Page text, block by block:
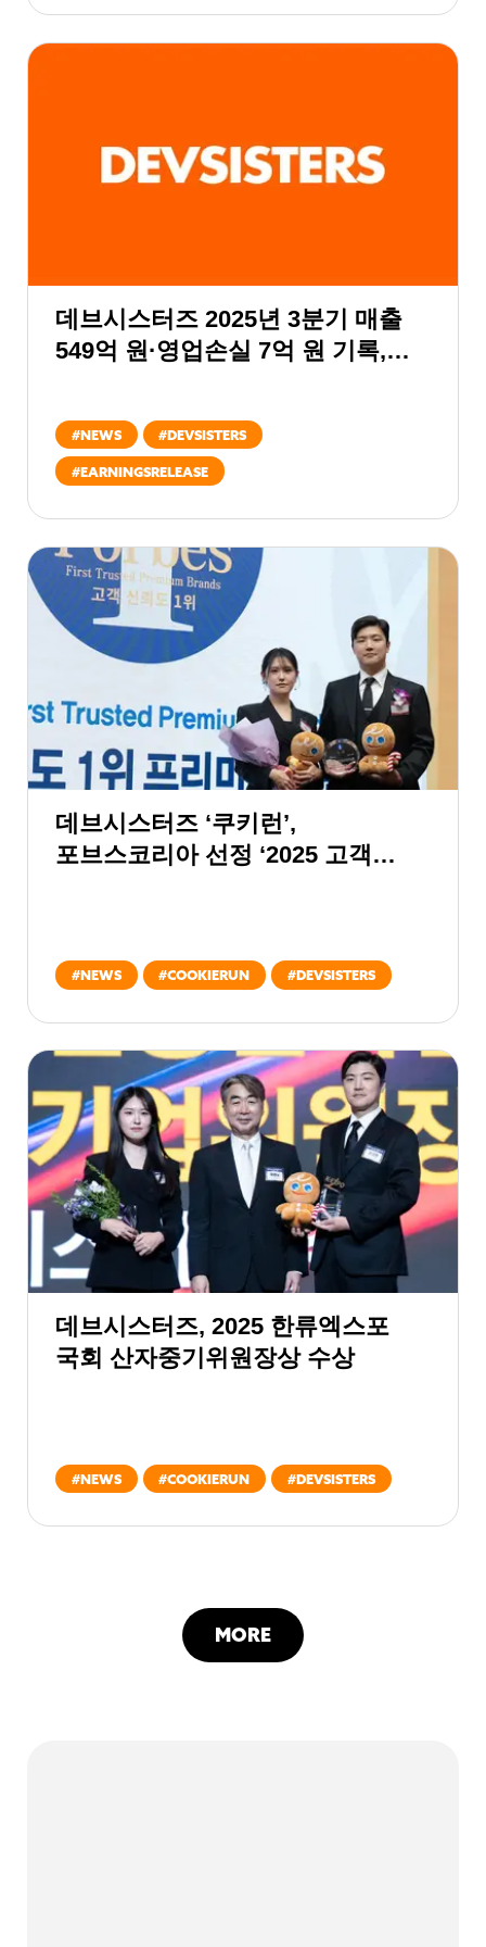
데브시스터즈 2025년 3분기 매출
549억 원·영업손실 7억 원 기록,
#NEWS #DEVSISTERS
#EARNINGSRELEASE
데브시스터즈 ‘쿠키런’,
포브스코리아 선정 ‘2025 고객
#NEWS #COOKIERUN #DEVSISTERS
데브시스터즈, 2025 한류엑스포
국회 산자중기위원장상 수상
#NEWS #COOKIERUN #DEVSISTERS
MORE